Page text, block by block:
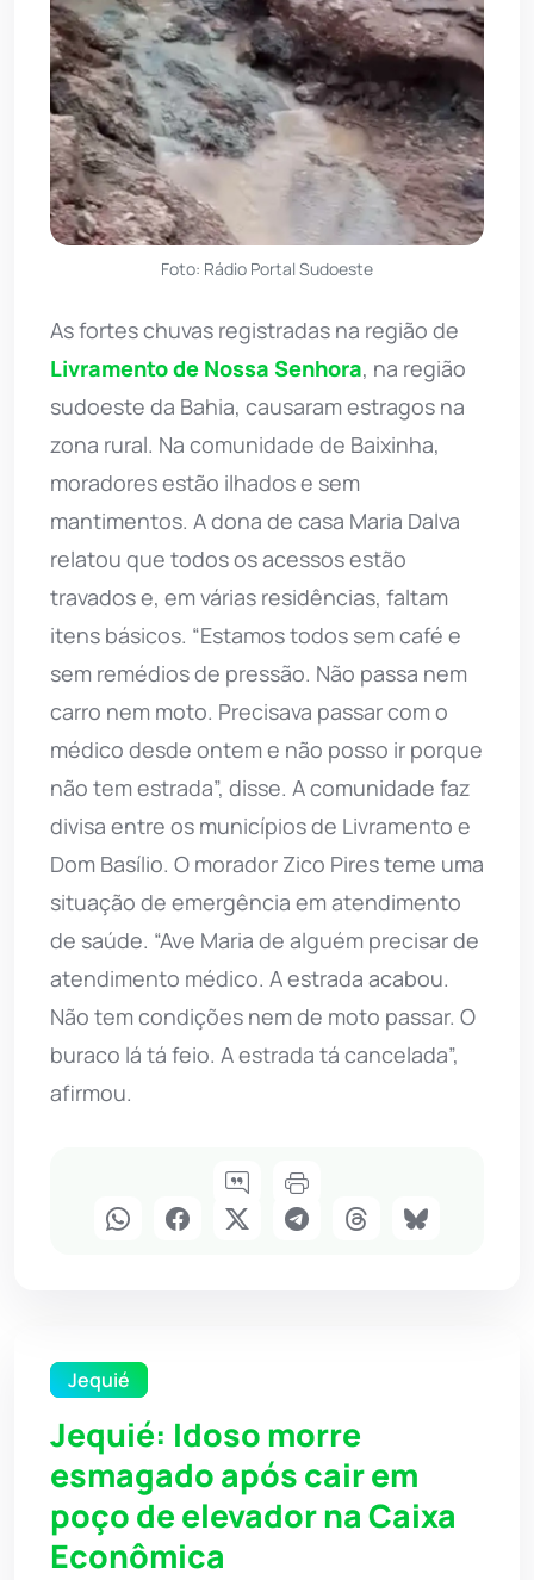
Foto: Rádio Portal Sudoeste
As fortes chuvas registradas na região de
Livramento de Nossa Senhora, na região
sudoeste da Bahia, causaram estragos na
zona rural. Na comunidade de Baixinha,
moradores estão ilhados e sem
mantimentos. A dona de casa Maria Dalva
relatou que todos os acessos estão
travados e, em várias residências, faltam
itens básicos. “Estamos todos sem café e
sem remédios de pressão. Não passa nem
carro nem moto. Precisava passar com o
médico desde ontem e não posso ir porque
não tem estrada”, disse. A comunidade faz
divisa entre os municípios de Livramento e
Dom Basílio. O morador Zico Pires teme uma
situação de emergência em atendimento
de saúde. “Ave Maria de alguém precisar de
atendimento médico. A estrada acabou.
Não tem condições nem de moto passar. O
buraco lá tá feio. A estrada tá cancelada”,
afirmou.
Jequié
Jequié: Idoso morre
esmagado após cair em
poço de elevador na Caixa
Econômica